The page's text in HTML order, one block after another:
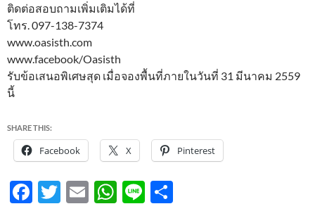
ติดต่อสอบถามเพิ่มเติมได้ที่
โทร. 097-138-7374
www.oasisth.com
www.facebook/Oasisth
รับข้อเสนอพิเศษสุด เมื่อจองพื้นที่ภายในวันที่ 31 มีนาคม 2559
นี้
SHARE THIS:
Facebook X Pinterest
F
T
E
W Li